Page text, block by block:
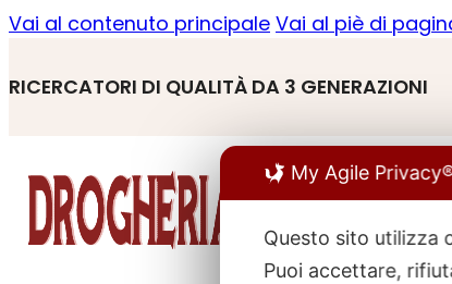
Vai al contenuto principale Vai al piè di
RICERCATORI DI QUALITÀ DA 3 GENERAZIONI
My Agile
Questo sito utilizza
Puoi accettare,